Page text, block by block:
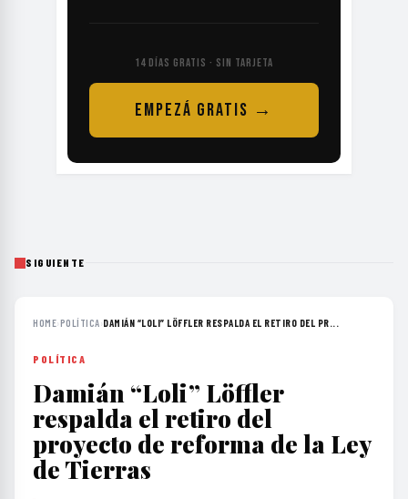
14 DÍAS GRATIS · SIN TARJETA
EMPEZÁ GRATIS →
SIGUIENTE
HOME›POLÍTICA›DAMIÁN “LOLI” LÖFFLER RESPALDA EL RETIRO DEL PR...
POLÍTICA
Damián “Loli” Löffler
respalda el retiro del
proyecto de reforma de la Ley
de Tierras